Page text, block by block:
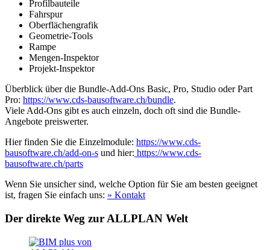
Profilbauteile
Fahrspur
Oberflächengrafik
Geometrie-Tools
Rampe
Mengen-Inspektor
Projekt-Inspektor
Überblick über die Bundle-Add-Ons Basic, Pro, Studio oder Part
Pro: https://www.cds-bausoftware.ch/bundle.
Viele Add-Ons gibt es auch einzeln, doch oft sind die Bundle-
Angebote preiswerter.
Hier finden Sie die Einzelmodule: https://www.cds-
bausoftware.ch/add-on-s und hier: https://www.cds-
bausoftware.ch/parts
Wenn Sie unsicher sind, welche Option für Sie am besten geeignet
ist, fragen Sie einfach uns: » Kontakt
Der direkte Weg zur ALLPLAN Welt